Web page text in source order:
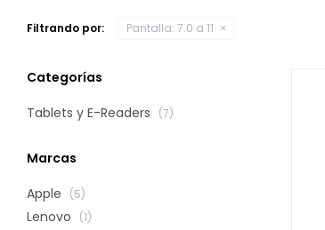
Filtrando por: Pantalla: 7.0 a 11
Categorías
Tablets y E-Readers
(7)
Marcas
Apple
(5)
Lenovo (1)